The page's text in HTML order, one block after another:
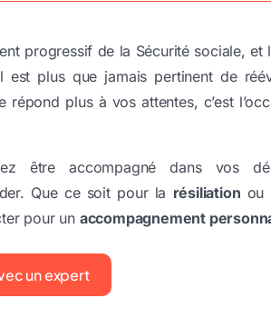
progressif de la Sécurité sociale, et
plus que jamais pertinent de
plus à vos attentes, c’est
être accompagné dans vos
Que ce soit pour la résiliation ou
pour un accompagnement
un expert